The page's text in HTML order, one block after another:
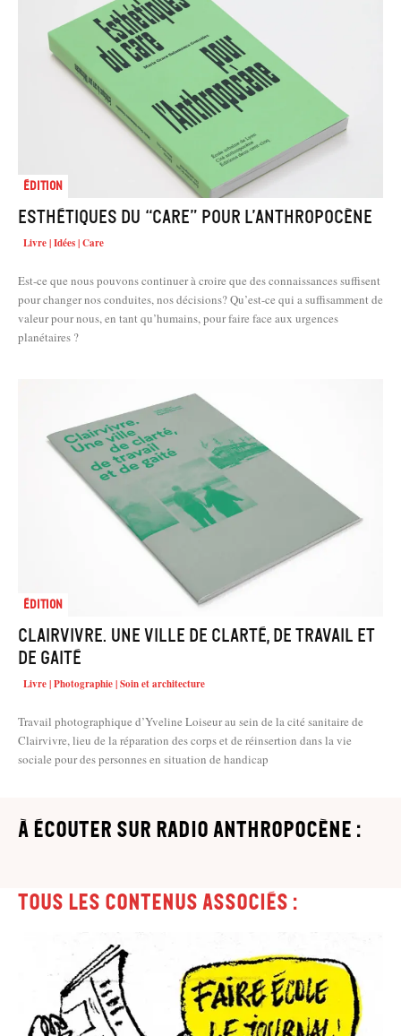
Édition
Esthétiques du “care” pour l’Anthropocène
Livre | Idées | Care
Est-ce que nous pouvons continuer à croire que des connaissances suffisent
pour changer nos conduites, nos décisions? Qu’est-ce qui a suffisamment de
valeur pour nous, en tant qu’humains, pour faire face aux urgences
planétaires ?
Édition
Clairvivre. Une ville de clarté, de travail et
de gaité
Livre | Photographie | Soin et architecture
Travail photographique d’Yveline Loiseur au sein de la cité sanitaire de
Clairvivre, lieu de la réparation des corps et de réinsertion dans la vie
sociale pour des personnes en situation de handicap
à écouter sur Radio Anthropocène :
Tous les contenus associés :